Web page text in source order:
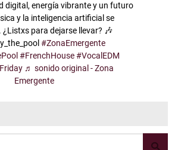
digital, energía vibrante y un futuro
y la inteligencia artificial se
para dejarse llevar? 🎶
#ZonaEmergente
#FrenchHouse #VocalEDM
♬ sonido original - Zona
Emergente